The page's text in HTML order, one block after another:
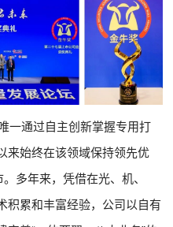
一通过自主创新掌握专用打
来始终在该领域保持领先优
多年来，凭借在光、机、
积累和丰富经验，公司以自有